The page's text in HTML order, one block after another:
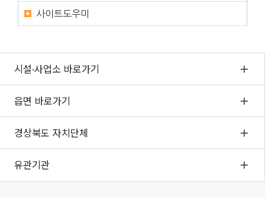
사이트도우미
시설·사업소 바로가기
읍면 바로가기
경상북도 자치단체
유관기관